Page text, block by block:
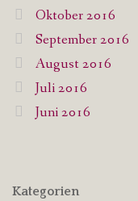
Oktober 2016
September 2016
August 2016
Juli 2016
Juni 2016
Kategorien